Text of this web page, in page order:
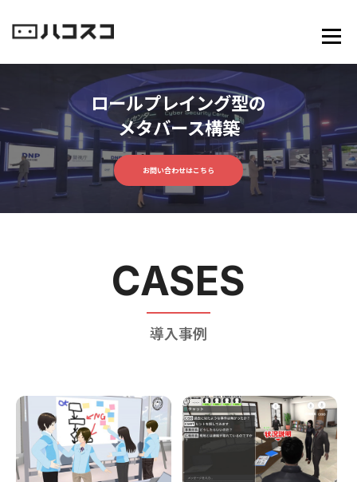
ン
キ
ッ
プ
メニュ
ル
プ
レ
イ
ン
ロールプレイング型の
メタバース構築
お問い合わせはこちら
CASES
導入事例